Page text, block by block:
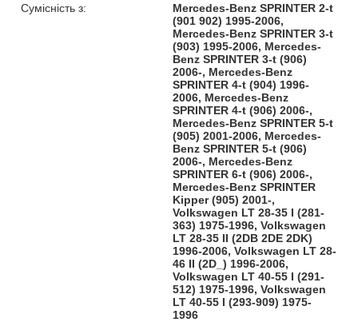
Сумісність з:
Mercedes-Benz SPRINTER 2-t
(901 902) 1995-2006,
Mercedes-Benz SPRINTER 3-t
(903) 1995-2006, Mercedes-
Benz SPRINTER 3-t (906)
2006-, Mercedes-Benz
SPRINTER 4-t (904) 1996-
2006, Mercedes-Benz
SPRINTER 4-t (906) 2006-,
Mercedes-Benz SPRINTER 5-t
(905) 2001-2006, Mercedes-
Benz SPRINTER 5-t (906)
2006-, Mercedes-Benz
SPRINTER 6-t (906) 2006-,
Mercedes-Benz SPRINTER
Kipper (905) 2001-,
Volkswagen LT 28-35 I (281-
363) 1975-1996, Volkswagen
LT 28-35 II (2DB 2DE 2DK)
1996-2006, Volkswagen LT 28-
46 II (2D_) 1996-2006,
Volkswagen LT 40-55 I (291-
512) 1975-1996, Volkswagen
LT 40-55 I (293-909) 1975-
1996